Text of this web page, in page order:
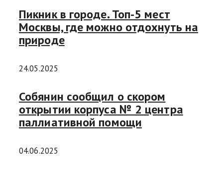
Пикник в городе. Топ-5 мест
Москвы, где можно отдохнуть на
природе
24.05.2025
Собянин сообщил о скором
открытии корпуса № 2 центра
паллиативной помощи
04.06.2025